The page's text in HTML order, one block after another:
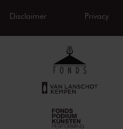
Disclaimer Privacy